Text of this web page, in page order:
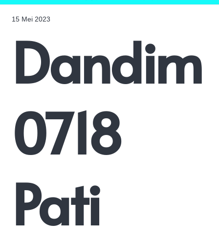
15 Mei 2023
Dandim
0718
Pati